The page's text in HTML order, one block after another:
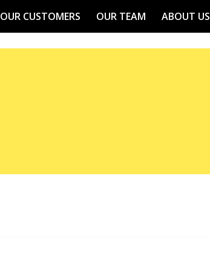
OUR CUSTOMERS OUR TEAM ABOUT US